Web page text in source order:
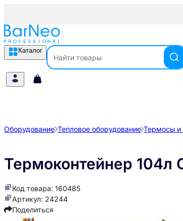
Каталог
Оборудование Тепловое оборудование Термосы и
Термоконтейнер 104л
Код товара: 160485
Артикул: 24244
Поделиться